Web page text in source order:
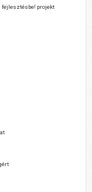
fejlesztésbe! projekt